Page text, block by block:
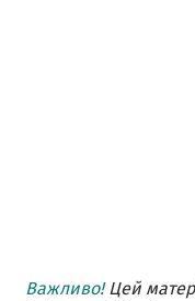
Важливо!Цей